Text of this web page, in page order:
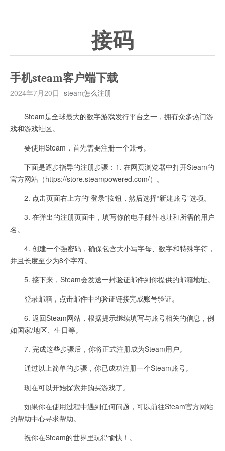
接码
手机steam客户端下载
2024年7月20日 steam怎么注册
Steam是全球最大的数字游戏发行平台之一，拥有众多热门游
戏和游戏社区。
要使用Steam，首先需要注册一个账号。
下面是逐步指导的注册步骤：1. 在网页浏览器中打开Steam的
官方网站（https://store.steampowered.com/）。
2. 点击页面右上方的“登录”按钮，然后选择“新建账号”选项。
3. 在弹出的注册页面中，填写你的电子邮件地址和所需的用户
名。
4. 创建一个强密码，确保包含大小写字母、数字和特殊字符，
并且长度至少为8个字符。
5. 接下来，Steam会发送一封验证邮件到你提供的邮箱地址。
登录邮箱，点击邮件中的验证链接完成账号验证。
6. 返回Steam网站，根据提示继续填写与账号相关的信息，例
如国家/地区、生日等。
7. 完成这些步骤后，你将正式注册成为Steam用户。
通过以上简单的步骤，你已成功注册一个Steam账号。
现在可以开始探索并购买游戏了。
如果你在使用过程中遇到任何问题，可以前往Steam官方网站
的帮助中心寻求帮助。
祝你在Steam的世界里玩得愉快！。